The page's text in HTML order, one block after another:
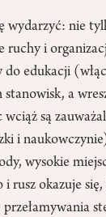
wydarzyć: nie
ruchy i
edukacji
a
są
i
wysokie
rusz okazuje